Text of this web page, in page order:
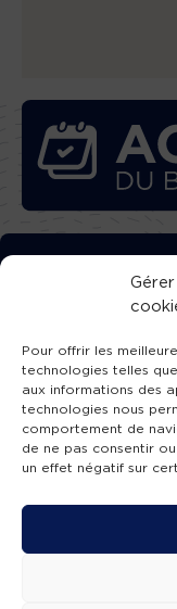
Pour offrir les
technologies telles
aux informations des
technologies nous
comportement de
de ne pas consentir
un effet négatif sur